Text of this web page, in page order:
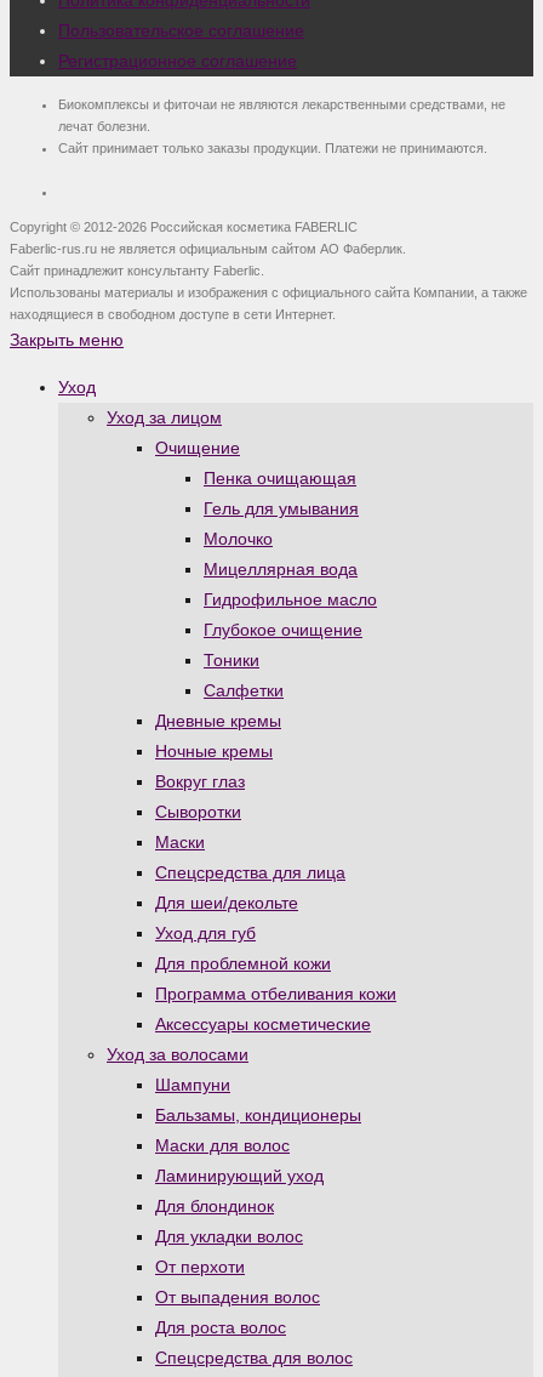
Пользовательское соглашение
Регистрационное соглашение
Биокомплексы и фиточаи не являются лекарственными средствами, не
лечат болезни.
Сайт принимает только заказы продукции. Платежи не принимаются.
Copyright © 2012-2026 Российская косметика FABERLIC
Faberlic-rus.ru не является официальным сайтом АО Фаберлик.
Сайт принадлежит консультанту Faberlic.
Использованы материалы и изображения с официального сайта Компании, а также
находящиеся в свободном доступе в сети Интернет.
Закрыть меню
Уход
Уход за лицом
Очищение
Пенка очищающая
Гель для умывания
Молочко
Мицеллярная вода
Гидрофильное масло
Глубокое очищение
Тоники
Салфетки
Дневные кремы
Ночные кремы
Вокруг глаз
Сыворотки
Маски
Спецсредства для лица
Для шеи/декольте
Уход для губ
Для проблемной кожи
Программа отбеливания кожи
Аксессуары косметические
Уход за волосами
Шампуни
Бальзамы, кондиционеры
Маски для волос
Ламинирующий уход
Для блондинок
Для укладки волос
От перхоти
От выпадения волос
Для роста волос
Спецсредства для волос